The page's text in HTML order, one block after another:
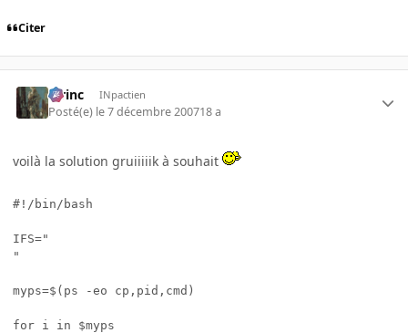
Citer
lorinc INpactien
Posté(e) le 7 décembre 200718 a
voilà la solution gruiiiiik à souhait
#!/bin/bash
IFS="
"
myps=$(ps -eo cp,pid,cmd)
for i in $myps